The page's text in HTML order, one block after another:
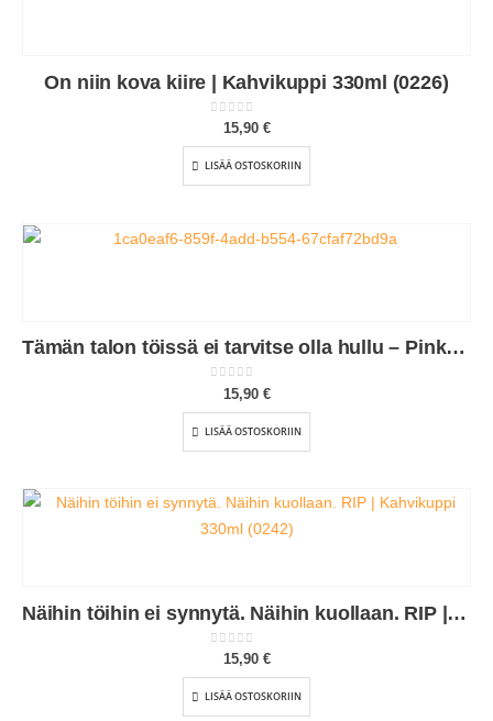
On niin kova kiire | Kahvikuppi 330ml (0226)
out of 5
15,90 €
LISÄÄ OSTOSKORIIN
Tämän talon töissä ei tarvitse olla hullu – Pinkki | Kahvikuppi 330ml (0375)
out of 5
15,90 €
LISÄÄ OSTOSKORIIN
Näihin töihin ei synnytä. Näihin kuollaan. RIP | Kahvikuppi 330ml (0242)
out of 5
15,90 €
LISÄÄ OSTOSKORIIN